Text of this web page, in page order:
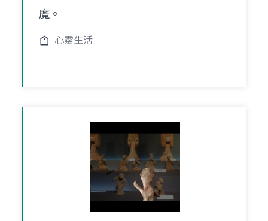
魔。
心靈生活